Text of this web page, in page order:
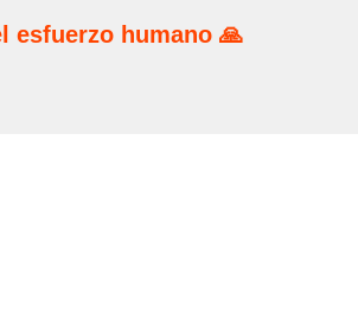
esfuerzo humano 🙏